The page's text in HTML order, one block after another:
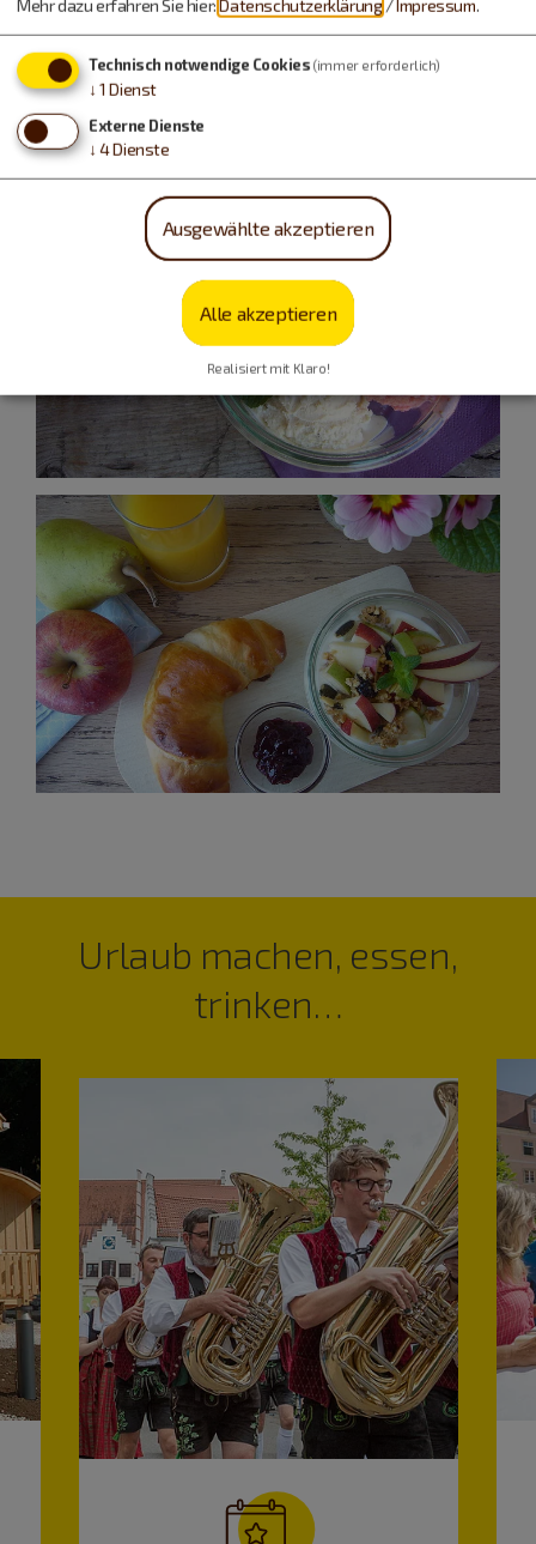
Urlaub machen, essen,
trinken…
Mehr dazu erfahren Sie hier: Datenschutzerklärung / Impressum.
Technisch notwendige Cookies (immer erforderlich)
↓ 1 Dienst
Externe Dienste
↓ 4Dienste
Ausgewählte akzeptieren
Alle akzeptieren
Realisiert mit Klaro!